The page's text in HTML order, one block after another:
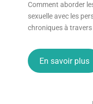
Comment aborder
sexuelle avec les
chroniques à travers
En savoir plus